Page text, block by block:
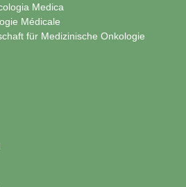
Medica
Médicale
für Medizinische Onkologie